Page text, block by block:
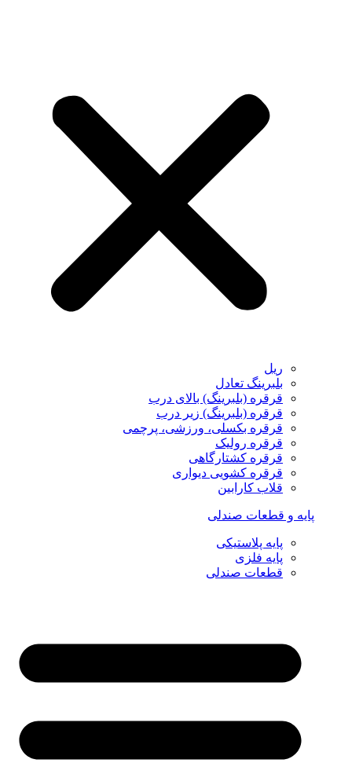
ریل
بلبرینگ تعادل
قرقره (بلبرینگ) بالای درب
قرقره (بلبرینگ) زیر درب
قرقره بکسلی، ورزشی، پرچمی
قرقره رولیک
قرقره کشتارگاهی
قرقره کشویی دیواری
قلاب کارابین
پایه و قطعات صندلی
پایه پلاستیکی
پایه فلزی
قطعات صندلی